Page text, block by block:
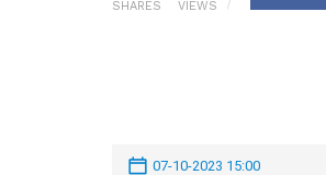
SHARES VIEWS
07-10-2023 15:00